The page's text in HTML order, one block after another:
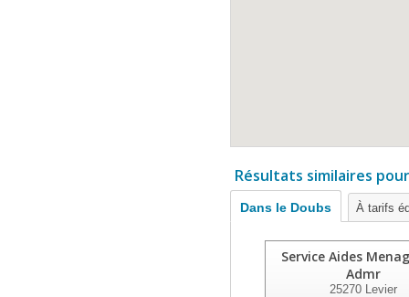
Résultats similaires
Dans le Doubs À tarifs
Service Aides
Admr
25270Levier